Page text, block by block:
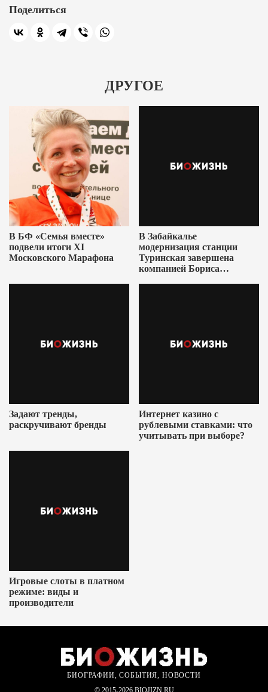
Поделиться
ДРУГОЕ
В БФ «Семья вместе»
подвели итоги XI
Московского Марафона
В Забайкалье
модернизация станции
Туринская завершена
компанией Бориса
Задают тренды,
раскручивают бренды
Интернет казино с
рублевыми ставками: что
учитывать при выборе?
Игровые слоты в платном
режиме: виды и
производители
БИОГРАФИИ, СОБЫТИЯ, НОВОСТИ
© 2015-2026 BIOJIZN.RU